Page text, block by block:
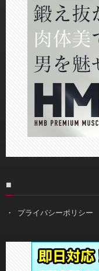
■
プライバシーポリシー